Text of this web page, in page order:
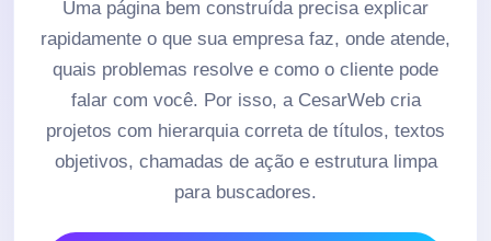
Uma página bem construída precisa explicar
rapidamente o que sua empresa faz, onde atende,
quais problemas resolve e como o cliente pode
falar com você. Por isso, a CesarWeb cria
projetos com hierarquia correta de títulos, textos
objetivos, chamadas de ação e estrutura limpa
para buscadores.